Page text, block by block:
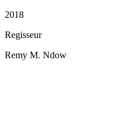
2018
Regisseur
Remy M. Ndow